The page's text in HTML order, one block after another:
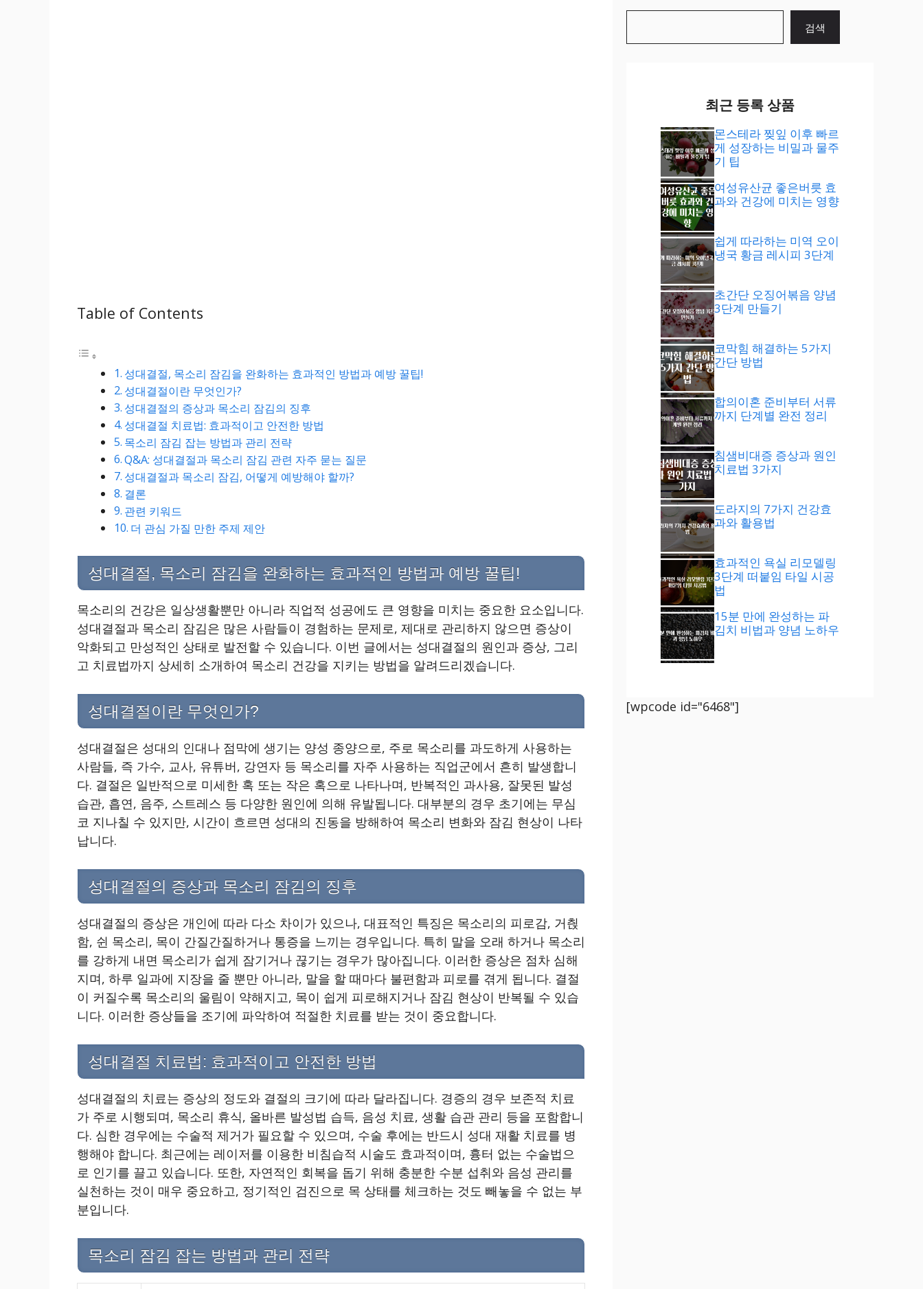
Table of Contents
성대결절, 목소리 잠김을 완화하는 효과적인 방법과 예방 꿀팁!
성대결절이란 무엇인가?
성대결절의 증상과 목소리 잠김의 징후
성대결절 치료법: 효과적이고 안전한 방법
목소리 잠김 잡는 방법과 관리 전략
Q&A: 성대결절과 목소리 잠김 관련 자주 묻는 질문
성대결절과 목소리 잠김, 어떻게 예방해야 할까?
결론
관련 키워드
더 관심 가질 만한 주제 제안
성대결절, 목소리 잠김을 완화하는 효과적인 방법과 예방 꿀팁!
목소리의 건강은 일상생활뿐만 아니라 직업적 성공에도 큰 영향을 미치는 중요한 요소입니다.
성대결절과 목소리 잠김은 많은 사람들이 경험하는 문제로, 제대로 관리하지 않으면 증상이
악화되고 만성적인 상태로 발전할 수 있습니다. 이번 글에서는 성대결절의 원인과 증상, 그리
고 치료법까지 상세히 소개하여 목소리 건강을 지키는 방법을 알려드리겠습니다.
성대결절이란 무엇인가?
성대결절은 성대의 인대나 점막에 생기는 양성 종양으로, 주로 목소리를 과도하게 사용하는
사람들, 즉 가수, 교사, 유튜버, 강연자 등 목소리를 자주 사용하는 직업군에서 흔히 발생합니
다. 결절은 일반적으로 미세한 혹 또는 작은 혹으로 나타나며, 반복적인 과사용, 잘못된 발성
습관, 흡연, 음주, 스트레스 등 다양한 원인에 의해 유발됩니다. 대부분의 경우 초기에는 무심
코 지나칠 수 있지만, 시간이 흐르면 성대의 진동을 방해하여 목소리 변화와 잠김 현상이 나타
납니다.
성대결절의 증상과 목소리 잠김의 징후
성대결절의 증상은 개인에 따라 다소 차이가 있으나, 대표적인 특징은 목소리의 피로감, 거칁
함, 쉰 목소리, 목이 간질간질하거나 통증을 느끼는 경우입니다. 특히 말을 오래 하거나 목소리
를 강하게 내면 목소리가 쉽게 잠기거나 끊기는 경우가 많아집니다. 이러한 증상은 점차 심해
지며, 하루 일과에 지장을 줄 뿐만 아니라, 말을 할 때마다 불편함과 피로를 겪게 됩니다. 결절
이 커질수록 목소리의 울림이 약해지고, 목이 쉽게 피로해지거나 잠김 현상이 반복될 수 있습
니다. 이러한 증상들을 조기에 파악하여 적절한 치료를 받는 것이 중요합니다.
성대결절 치료법: 효과적이고 안전한 방법
성대결절의 치료는 증상의 정도와 결절의 크기에 따라 달라집니다. 경증의 경우 보존적 치료
가 주로 시행되며, 목소리 휴식, 올바른 발성법 습득, 음성 치료, 생활 습관 관리 등을 포함합니
다. 심한 경우에는 수술적 제거가 필요할 수 있으며, 수술 후에는 반드시 성대 재활 치료를 병
행해야 합니다. 최근에는 레이저를 이용한 비침습적 시술도 효과적이며, 흉터 없는 수술법으
로 인기를 끌고 있습니다. 또한, 자연적인 회복을 돕기 위해 충분한 수분 섭취와 음성 관리를
실천하는 것이 매우 중요하고, 정기적인 검진으로 목 상태를 체크하는 것도 빼놓을 수 없는 부
분입니다.
목소리 잠김 잡는 방법과 관리 전략
검색
최근 등록 상품
몬스테라 찢잎 이후 빠르
게 성장하는 비밀과 물주
기 팁
여성유산균 좋은버릇 효
과와 건강에 미치는 영향
쉽게 따라하는 미역 오이
냉국 황금 레시피 3단계
초간단 오징어볶음 양념
3단계 만들기
코막힘 해결하는 5가지
간단 방법
합의이혼 준비부터 서류
까지 단계별 완전 정리
침샘비대증 증상과 원인
치료법 3가지
도라지의 7가지 건강효
과와 활용법
효과적인 욕실 리모델링
3단계 떠붙임 타일 시공
법
15분 만에 완성하는 파
김치 비법과 양념 노하우
[wpcode id="6468"]